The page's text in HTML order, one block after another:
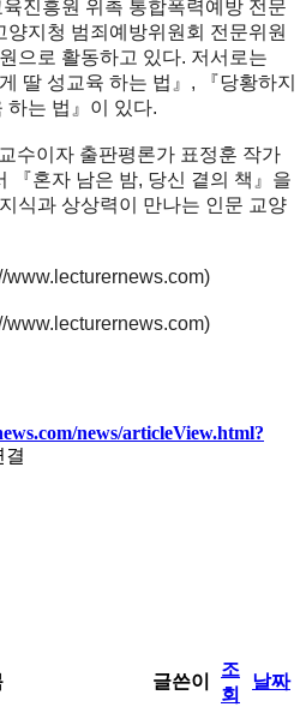
진흥원 위촉 통합폭력예방 전문
지청 범죄예방위원회 전문위원
으로 활동하고 있다. 저서로는
딸 성교육 하는 법』, 『당황하지
하는 법』이 있다.
수이자 출판평론가 표정훈 작가
『혼자 남은 밤, 당신 곁의 책』을
식과 상상력이 만나는 인문 교양
www.lecturernews.com)
www.lecturernews.com)
news/articleView.html?
결
글쓴이
조
회
날짜